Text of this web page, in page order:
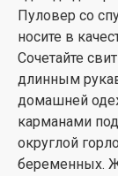
Пуловер со
носите в
Сочетайте
длинным
домашней
карманами
округлой
беременных.